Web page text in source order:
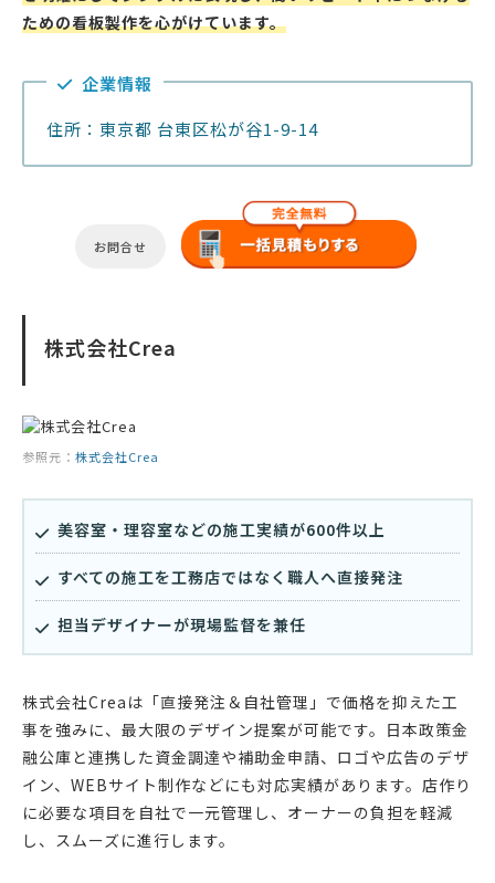
ための看板製作を心がけています。
企業情報
住所：東京都 台東区松が谷1-9-14
お問合せ
株式会社Crea
参照元： 株式会社Crea
美容室・理容室などの施工実績が600件以上
すべての施工を工務店ではなく職人へ直接発注
担当デザイナーが現場監督を兼任
株式会社Creaは「直接発注＆自社管理」で価格を抑えた工
事を強みに、最大限のデザイン提案が可能です。日本政策金
融公庫と連携した資金調達や補助金申請、ロゴや広告のデザ
イン、WEBサイト制作などにも対応実績があります。店作り
に必要な項目を自社で一元管理し、オーナーの負担を軽減
し、スムーズに進行します。